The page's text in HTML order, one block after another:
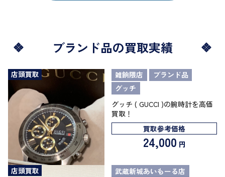
ブランド品の買取実績
店頭買取 雑餉隈店
ブランド品
グッチ
グッチ ( GUCCI )の腕時計を高価
買取！
買取参考価格
24,000 円
店頭買取
武蔵新城あいもーる店